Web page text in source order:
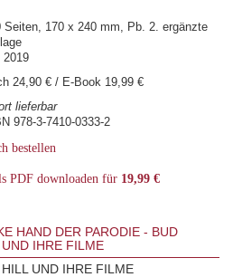
Seiten, 170 x 240 mm, Pb. 2. ergänzte
2019
24,90 € / E-Book 19,99 €
lieferbar
978-3-7410-0333-2
bestellen
PDF downloaden für 19,99 €
HAND DER PARODIE - BUD
IHRE FILME
UND IHRE FILME